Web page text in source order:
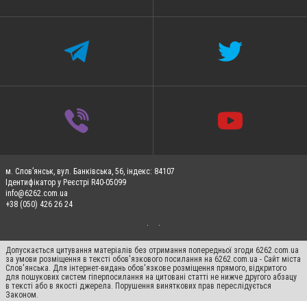
м. Слов’янськ, вул. Банківська, 56, індекс: 84107
Ідентифікатор у Реєстрі R40-05099
info@6262.com.ua
+38 (050) 426 26 24
Допускається цитування матеріалів без отримання попередньої згоди 6262.com.ua
за умови розміщення в тексті обов'язкового посилання на 6262.com.ua - Сайт міста
Слов'янська. Для інтернет-видань обов'язкове розміщення прямого, відкритого
для пошукових систем гіперпосилання на цитовані статті не нижче другого абзацу
в тексті або в якості джерела. Порушення виняткових прав переслідується
Законом.